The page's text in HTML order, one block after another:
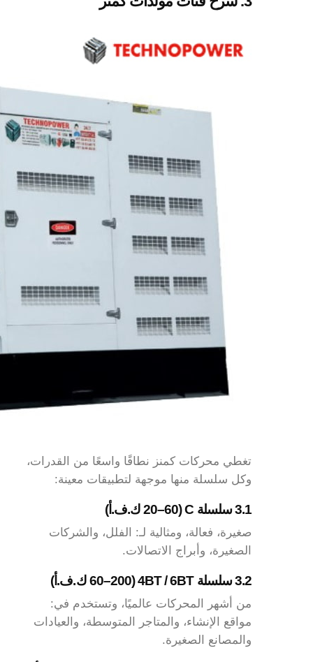
تغطي محركات كمنز نطاقًا واسعًا من القدرات،
وكل سلسلة منها موجهة لتطبيقات معينة:
3.1 سلسلة C (20–60 ك.ف.أ)
صغيرة، فعالة، ومثالية لـ: الفلل، والشركات
الصغيرة، وأبراج الاتصالات.
3.2 سلسلة 4BT / 6BT (60–200 ك.ف.أ)
من أشهر المحركات عالميًا، وتستخدم في:
مواقع الإنشاء، والمتاجر المتوسطة، والعيادات
والمصانع الصغيرة.